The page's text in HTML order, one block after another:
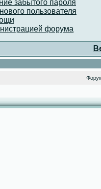
забытого пароля
пользователя
форума